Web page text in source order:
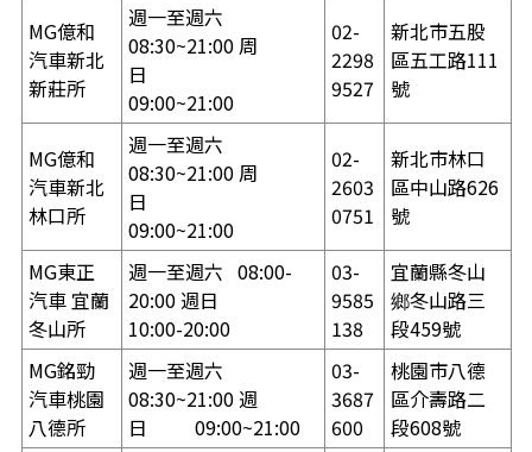
MG億和
汽車新北
新莊所
週一至週六
08:30~21:00 周
日
09:00~21:00
02-
2298
9527
新北市五股
區五工路111
號
MG億和
汽車新北
林口所
週一至週六
08:30~21:00 周
日
09:00~21:00
02-
2603
0751
新北市林口
區中山路626
號
MG東正
汽車 宜蘭
冬山所
週一至週六 08:00-
20:00 週日
10:00-20:00
03-
9585
138
宜蘭縣冬山
鄉冬山路三
段459號
MG銘勁
汽車桃園
八德所
週一至週六
08:30~21:00 週
日 09:00~21:00
03-
3687
600
桃園市八德
區介壽路二
段608號